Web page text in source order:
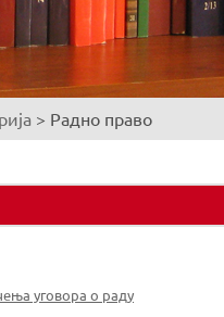
> Радно право
уговора о раду